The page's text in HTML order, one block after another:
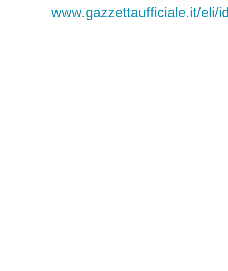
www.gazzettaufficiale.it/eli/